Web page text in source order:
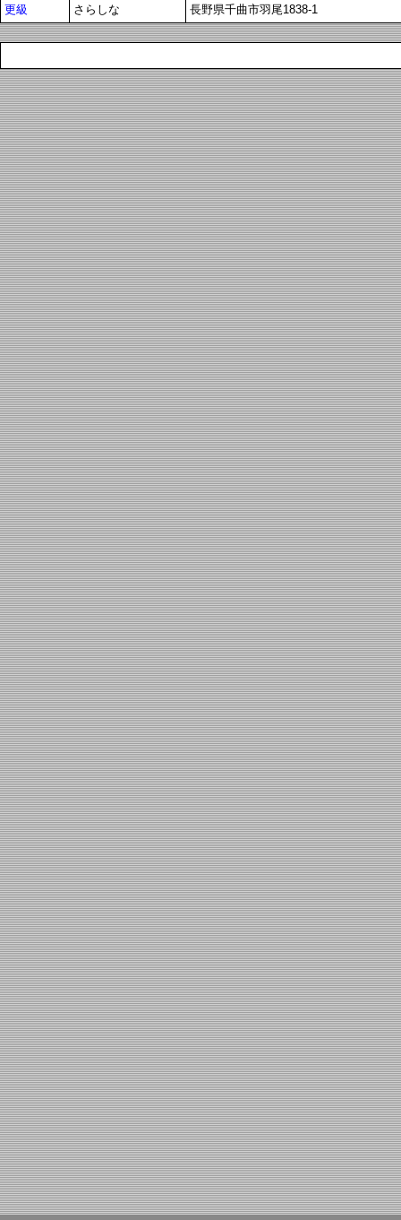
更級
さらしな 長野県千曲市羽尾1838-1